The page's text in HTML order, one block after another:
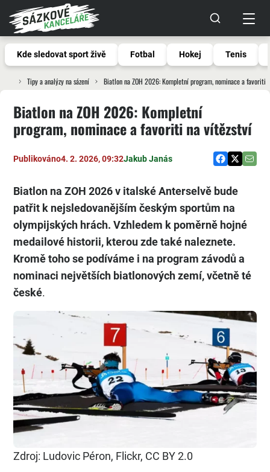
Kde sledovat sport živě Fotbal Hokej Tenis
Tipy a analýzy na sázení Biatlon na ZOH 2026: Kompletní program, nominace a favoriti
Biatlon na ZOH 2026: Kompletní
program, nominace a favoriti na vítězství
Publikováno4. 2. 2026, 09:32Jakub Janás
Biatlon na ZOH 2026 v italské Anterselvě bude
patřit k nejsledovanějším českým sportům na
olympijských hrách. Vzhledem k poměrně hojné
medailové historii, kterou zde také naleznete.
Kromě toho se podíváme i na program závodů a
nominaci největších biatlonovýchzemí, včetně té
české.
Zdroj: Ludovic Péron, Flickr, CC BY 2.0